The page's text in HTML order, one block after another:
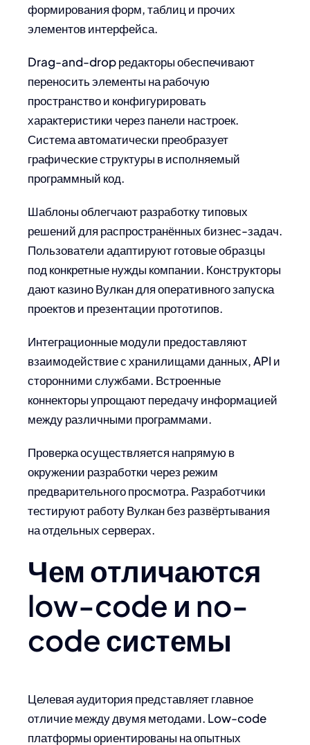
формирования форм, таблиц и прочих
элементов интерфейса.
Drag-and-drop редакторы обеспечивают
переносить элементы на рабочую
пространство и конфигурировать
характеристики через панели настроек.
Система автоматически преобразует
графические структуры в исполняемый
программный код.
Шаблоны облегчают разработку типовых
решений для распространённых бизнес-задач.
Пользователи адаптируют готовые образцы
под конкретные нужды компании. Конструкторы
дают казино Вулкан для оперативного запуска
проектов и презентации прототипов.
Интеграционные модули предоставляют
взаимодействие с хранилищами данных, API и
сторонними службами. Встроенные
коннекторы упрощают передачу информацией
между различными программами.
Проверка осуществляется напрямую в
окружении разработки через режим
предварительного просмотра. Разработчики
тестируют работу Вулкан без развёртывания
на отдельных серверах.
Чем отличаются
low-code и no-
code системы
Целевая аудитория представляет главное
отличие между двумя методами. Low-code
платформы ориентированы на опытных